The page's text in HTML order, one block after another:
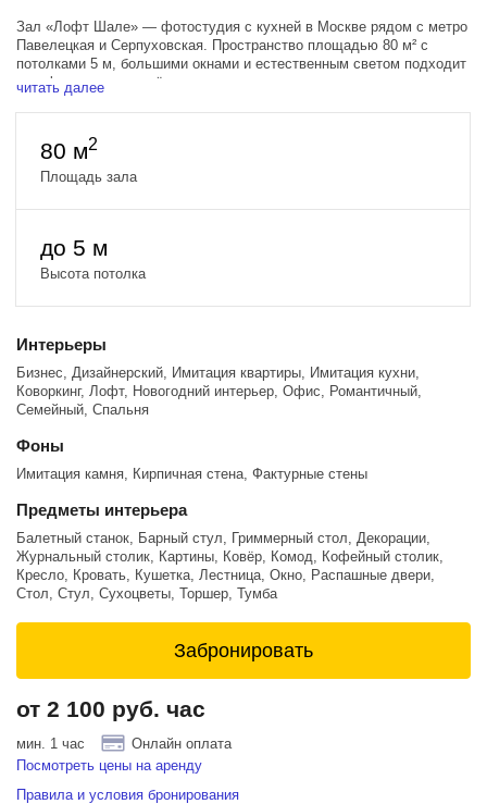
Зал «Лофт Шале» — фотостудия с кухней в Москве рядом с метро
Павелецкая и Серпуховская. Пространство площадью 80 м² с
потолками 5 м, большими окнами и естественным светом подходит
для фото- и видеосъёмок, кулинарных проектов, рекламы еды,
интервью, подкастов, семейных фотосессий и контента для
Главное преимущество зала — полноценная кухонная зона,
которую можно использовать в кадре. Здесь удобно снимать
доставки еды, ресторанов, кафе и lifestyle-контент. Интерьер кухни-
работает как образ квартиры, домашнего пространства или
камерного лофта.
читать далее
80 м2
Площадь зала
до 5 м
Высота потолка
Интерьеры
Бизнес, Дизайнерский, Имитация квартиры, Имитация кухни,
Коворкинг, Лофт, Новогодний интерьер, Офис, Романтичный,
Семейный, Спальня
Фоны
Имитация камня, Кирпичная стена, Фактурные стены
Предметы интерьера
Балетный станок, Барный стул, Гриммерный стол, Декорации,
Журнальный столик, Картины, Ковёр, Комод, Кофейный столик,
Кресло, Кровать, Кушетка, Лестница, Окно, Распашные двери,
Стол, Стул, Сухоцветы, Торшер, Тумба
Забронировать
от 2 100 руб. час
мин. 1 час
Онлайн оплата
Посмотреть цены на аренду
Правила и условия бронирования